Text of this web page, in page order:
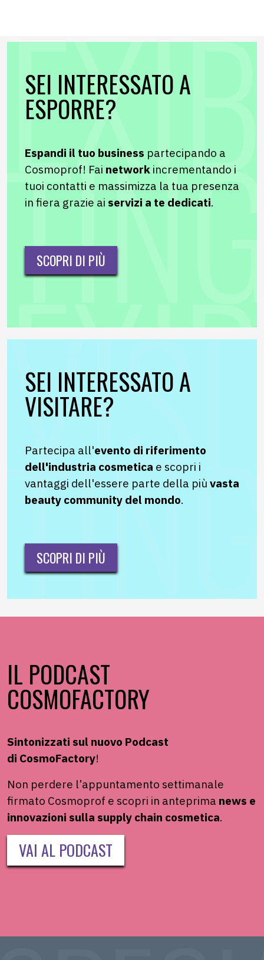
SEI INTERESSATO A
ESPORRE?
Espandi il tuo business partecipando a
Cosmoprof! Fai network incrementando i
tuoi contatti e massimizza la tua presenza
in fiera grazie ai servizi a te dedicati.
SCOPRI DI PIÙ
SEI INTERESSATO A
VISITARE?
Partecipa all'evento di riferimento
dell'industria cosmetica e scopri i
vantaggi dell'essere parte della più vasta
beauty community del mondo.
SCOPRI DI PIÙ
IL PODCAST
COSMOFACTORY
Sintonizzati sul nuovo Podcast
di CosmoFactory!
Non perdere l’appuntamento settimanale
firmato Cosmoprof e scopri in anteprima news e
innovazioni sulla supply chain cosmetica.
VAI AL PODCAST